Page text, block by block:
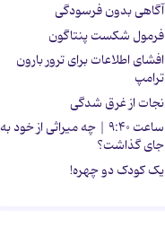
آگاهی بدون فرسودگی
فرمول شکست پنتاگون
افشای اطلاعات برای ترور بارون
ترامپ
نجات از غرق شدگی
ساعت ۹:۴۰ | چه میراثی از خود به
جای گذاشت؟
یک کودک دو چهره!